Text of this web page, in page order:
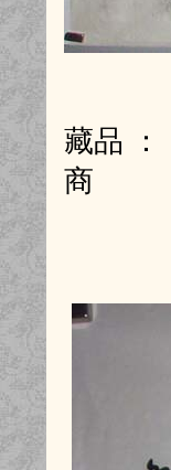
藏品
商